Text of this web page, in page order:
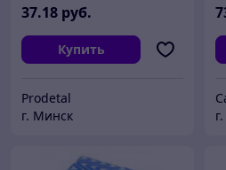
37.18 руб.
Купить
Prodetal
г. Минск